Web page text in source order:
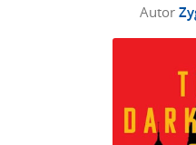
Autor